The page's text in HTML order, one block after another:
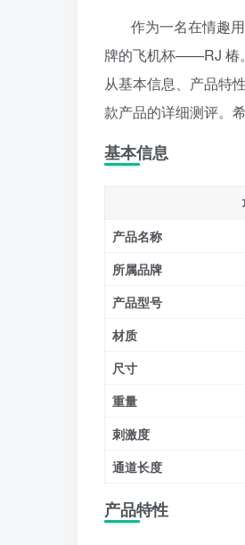
作为一名在情趣
牌的飞机杯——RJ 椿
从基本信息、产品特
款产品的详细测评。
基本信息
产品名称
所属品牌
产品型号
材质
尺寸
重量
刺激度
通道长度
产品特性